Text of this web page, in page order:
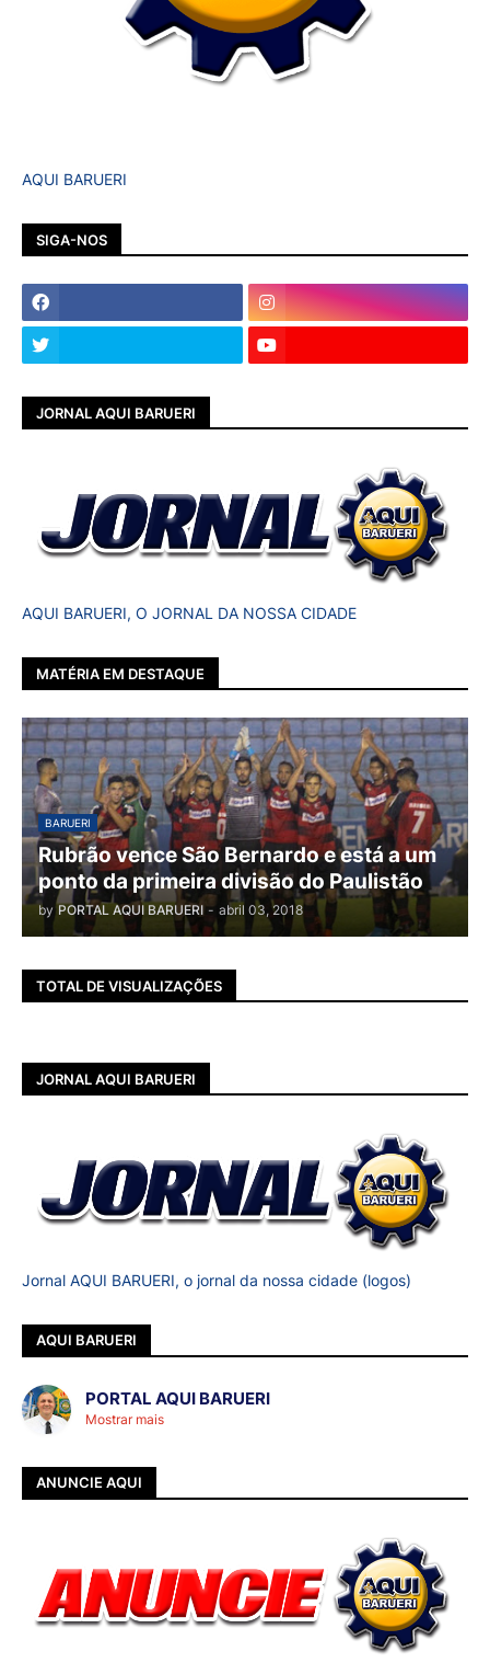
AQUI BARUERI
SIGA-NOS
JORNAL AQUI BARUERI
AQUI BARUERI, O JORNAL DA NOSSA CIDADE
MATÉRIA EM DESTAQUE
BARUERI
Rubrão vence São Bernardo e está a um
ponto da primeira divisão do Paulistão
by PORTAL AQUI BARUERI - abril 03, 2018
TOTAL DE VISUALIZAÇÕES
JORNAL AQUI BARUERI
Jornal AQUI BARUERI, o jornal da nossa cidade (logos)
AQUI BARUERI
PORTAL AQUI BARUERI
Mostrar mais
ANUNCIE AQUI